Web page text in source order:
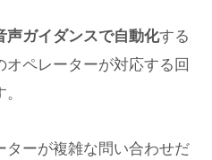
声ガイダンスで自動化する
ペレーターが対応する回
ターが複雑な問い合わせだ